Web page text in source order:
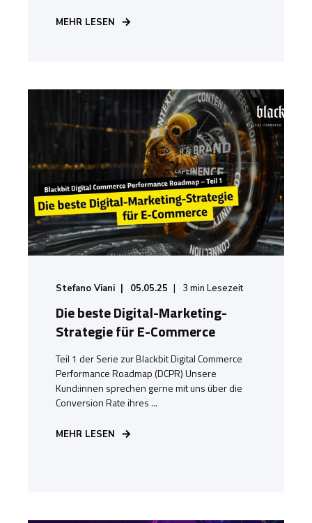
MEHR LESEN
Stefano Viani 05.05.25 3 min Lesezeit
Die beste Digital-Marketing-
Strategie für E-Commerce
Teil 1 der Serie zur Blackbit Digital Commerce
Performance Roadmap (DCPR) Unsere
Kund:innen sprechen gerne mit uns über die
Conversion Rate ihres ...
MEHR LESEN